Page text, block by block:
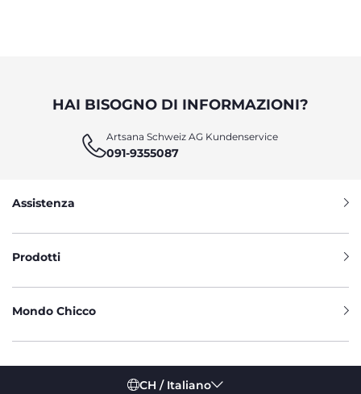
HAI BISOGNO DI INFORMAZIONI?
Artsana Schweiz AG Kundenservice
091-9355087
Assistenza
Prodotti
Mondo Chicco
CH / Italiano